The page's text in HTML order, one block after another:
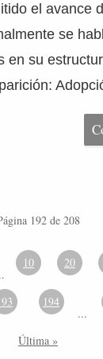
el avance
se
en su
192 de 208
10 20
194
...
Última »